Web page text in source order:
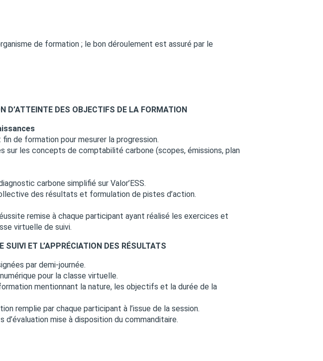
de formation ; le bon déroulement est assuré par le
D’ATTEINTE DES OBJECTIFS DE LA FORMATION
de formation pour mesurer la progression.
sur les concepts de comptabilité carbone (scopes, émissions, plan
carbone simplifié sur Valor’ESS.
des résultats et formulation de pistes d’action.
remise à chaque participant ayant réalisé les exercices et
virtuelle de suivi.
SUIVI ET L’APPRÉCIATION DES RÉSULTATS
par demi-journée.
pour la classe virtuelle.
mentionnant la nature, les objectifs et la durée de la
remplie par chaque participant à l’issue de la session.
mise à disposition du commanditaire.